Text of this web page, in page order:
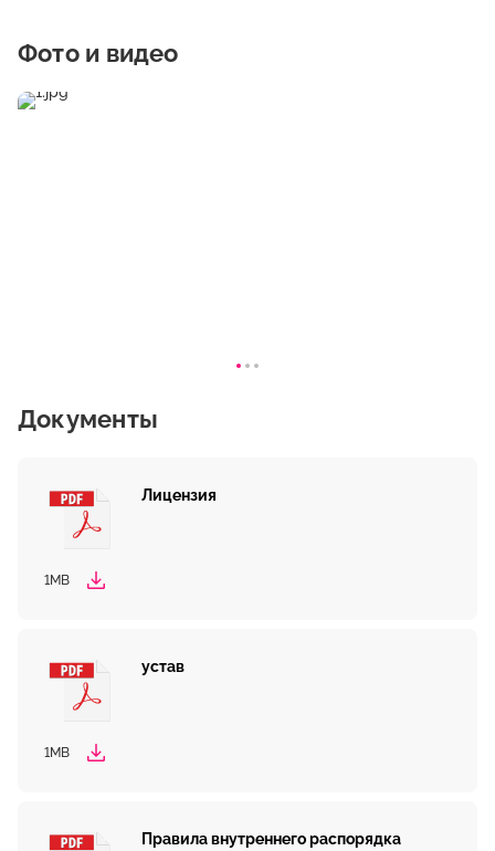
Фото и видео
Документы
Лицензия
1MB
устав
1MB
Правила внутреннего распорядка